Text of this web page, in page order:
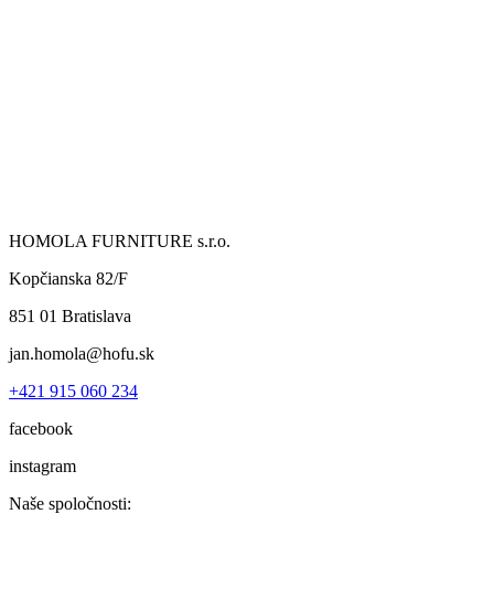
HOMOLA FURNITURE s.r.o.
Kopčianska 82/F
851 01 Bratislava
jan.homola@hofu.sk
+421 915 060 234
facebook
instagram
Naše spoločnosti: